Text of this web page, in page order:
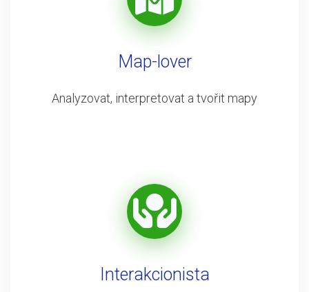
Map-lover
Analyzovat, interpretovat a tvořit mapy
Interakcionista